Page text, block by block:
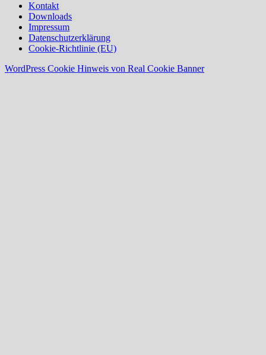
Kontakt
Downloads
Impressum
Datenschutzerklärung
Cookie-Richtlinie (EU)
WordPress Cookie Hinweis von Real Cookie Banner